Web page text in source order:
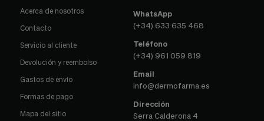
Acerca de nosotros
Contacto
Servicio al cliente
Devolución y reembolso
Gastos de envío
Formas de pago
Mapa del sitio
WhatsApp
(+34) 633 635 468
Teléfono
(+34) 961 059 819
Email
info@dermofarma.es
Dirección
Serra Calderona 4